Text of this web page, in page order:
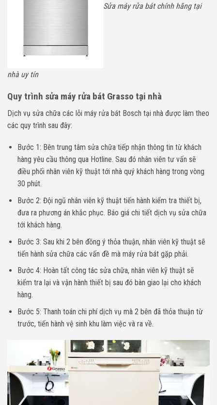
Sửa máy rửa bát chính hãng tại
nhà uy tín
Quy trình sửa máy rửa bát Grasso tại nhà
Dịch vụ sửa chữa các lỗi máy rửa bát Bosch tại nhà được làm theo
các quy trình sau đây:
Bước 1: Bên trung tâm sửa chữa tiếp nhận thông tin từ khách
hàng yêu cầu thông qua Hotline. Sau đó nhân viên tư vấn sẽ
điều phối nhân viên kỹ thuật tới nhà quý khách hàng trong vòng
30 phút.
Bước 2: Đội ngũ nhân viên kỹ thuật tiến hành kiểm tra thiết bị,
đưa ra phương án khắc phục. Báo giá chi tiết dịch vụ sửa chữa
tới khách hàng.
Bước 3: Sau khi 2 bên đồng ý thỏa thuận, nhân viên kỹ thuật sẽ
tiến hành sửa chữa các vấn đề mà máy rửa bát gặp phải.
Bước 4: Hoàn tất công tác sửa chữa, nhân viên kỹ thuật sẽ
kiểm tra lại và vận hành thiết bị sau đó bàn giao lại cho khách
hàng.
Bước 5: Thanh toán chi phí dịch vụ mà 2 bên đã thỏa thuận từ
trước, tiến hành vệ sinh khu làm việc và ra về.